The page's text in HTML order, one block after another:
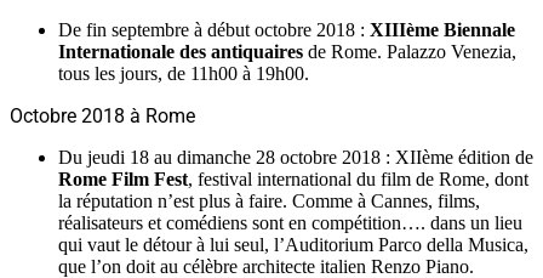
De fin septembre à début octobre 2018 : XIIIème Biennale
Internationale des antiquaires de Rome. Palazzo Venezia,
tous les jours, de 11h00 à 19h00.
Octobre 2018 à Rome
Du jeudi 18 au dimanche 28 octobre 2018 : XIIème édition de
Rome Film Fest, festival international du film de Rome, dont
la réputation n’est plus à faire. Comme à Cannes, films,
réalisateurs et comédiens sont en compétition…. dans un lieu
qui vaut le détour à lui seul, l’Auditorium Parco della Musica,
que l’on doit au célèbre architecte italien Renzo Piano.